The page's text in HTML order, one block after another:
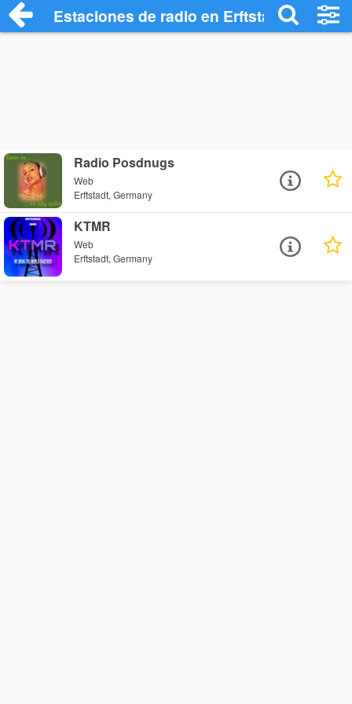
Estaciones de radio en Erftstadt -
Radio Posdnugs
Web
Erftstadt, Germany
KTMR
Web
Erftstadt, Germany